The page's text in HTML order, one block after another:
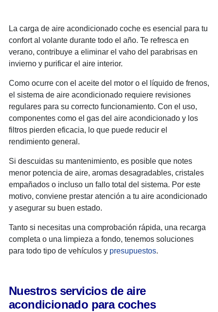
La carga de aire acondicionado coche es esencial para tu
confort al volante durante todo el año. Te refresca en
verano, contribuye a eliminar el vaho del parabrisas en
invierno y purificar el aire interior.
Como ocurre con el aceite del motor o el líquido de frenos,
el sistema de aire acondicionado requiere revisiones
regulares para su correcto funcionamiento. Con el uso,
componentes como el gas del aire acondicionado y los
filtros pierden eficacia, lo que puede reducir el
rendimiento general.
Si descuidas su mantenimiento, es posible que notes
menor potencia de aire, aromas desagradables, cristales
empañados o incluso un fallo total del sistema. Por este
motivo, conviene prestar atención a tu aire acondicionado
y asegurar su buen estado.
Tanto si necesitas una comprobación rápida, una recarga
completa o una limpieza a fondo, tenemos soluciones
para todo tipo de vehículos y presupuestos.
Nuestros servicios de aire
acondicionado para coches